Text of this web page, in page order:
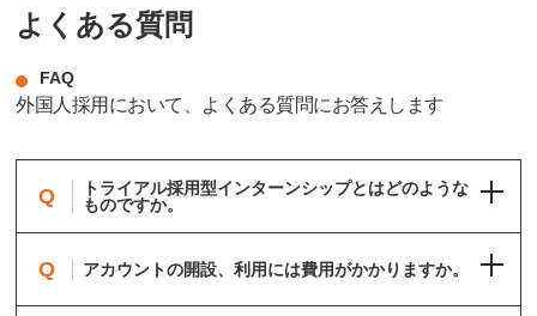
よくある質問
FAQ
外国人採用において、よくある質問にお答えします
Q
トライアル採用型インターンシップとはどのような
ものですか。
Q アカウントの開設、利用には費用がかかりますか。